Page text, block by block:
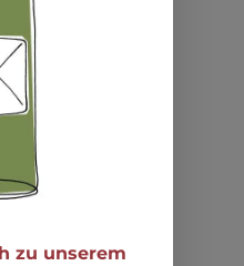
zu unserem
Blended
50cl